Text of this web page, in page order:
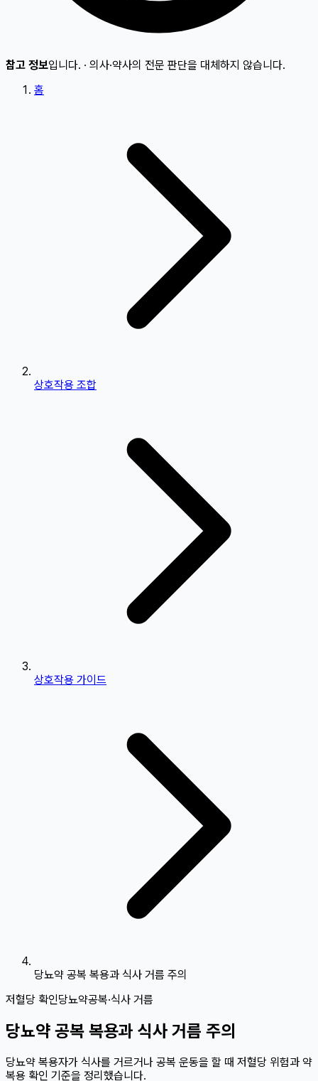
참고 정보입니다. · 의사·약사의 전문 판단을 대체하지 않습니다.
홈
상호작용 조합
상호작용 가이드
당뇨약 공복 복용과 식사 거름 주의
저혈당 확인당뇨약공복·식사 거름
당뇨약 공복 복용과 식사 거름 주의
당뇨약 복용자가 식사를 거르거나 공복 운동을 할 때 저혈당 위험과 약
복용 확인 기준을 정리했습니다.